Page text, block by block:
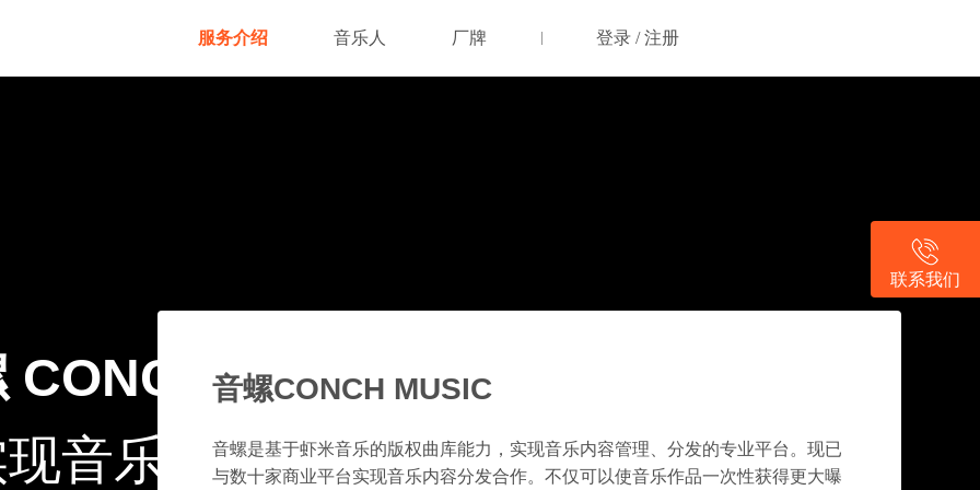
服务介绍 音乐人 厂牌 登录 / 注册
CONCH MUSIC · 数字音乐新场景
音乐的千万种可能」
音螺CONCH MUSIC
音螺是基于虾米音乐的版权曲库能力，实现音乐内容管理、分发的专业平台。现已
与数十家商业平台实现音乐内容分发合作。不仅可以使音乐作品一次性获得更大曝
联系我们